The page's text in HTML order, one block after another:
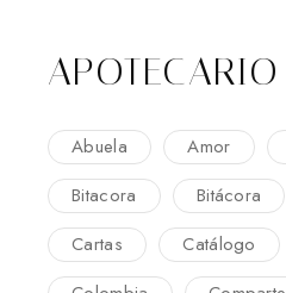
APOTECARIO
Abuela Amor
Bitacora
Bitácora
Cartas
Catálogo